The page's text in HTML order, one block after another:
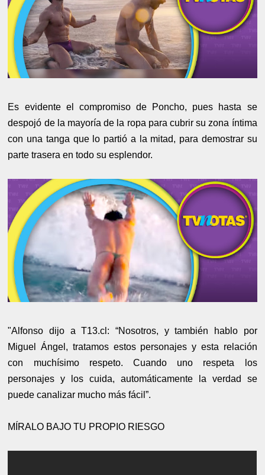
Es evidente el compromiso de Poncho, pues hasta se
despojó de la mayoría de la ropa para cubrir su zona íntima
con una tanga que lo partió a la mitad, para demostrar su
parte trasera en todo su esplendor.
"Alfonso dijo a T13.cl: “Nosotros, y también hablo por
Miguel Ángel, tratamos estos personajes y esta relación
con muchísimo respeto. Cuando uno respeta los
personajes y los cuida, automáticamente la verdad se
puede canalizar mucho más fácil”.
MÍRALO BAJO TU PROPIO RIESGO